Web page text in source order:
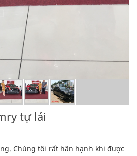
tự lái
Chúng tôi rất hân hạnh khi được